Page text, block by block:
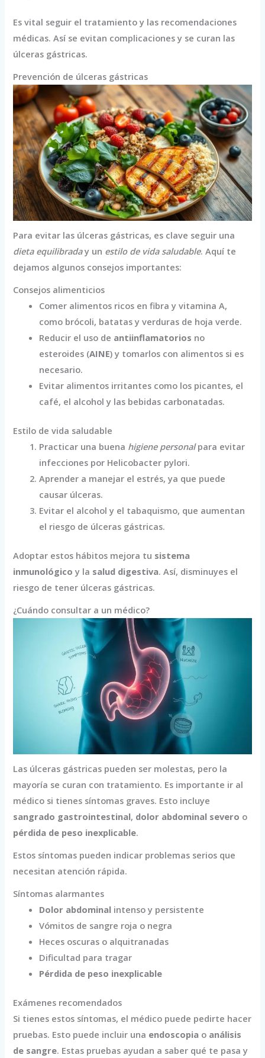
Es vital seguir el tratamiento y las recomendaciones
médicas. Así se evitan complicaciones y se curan las
úlceras gástricas.
Prevención de úlceras gástricas
Para evitar las úlceras gástricas, es clave seguir una
dieta equilibraday un estilo de vida saludable. Aquí te
dejamos algunos consejos importantes:
Consejos alimenticios
Comer alimentos ricos en fibra y vitamina A,
como brócoli, batatas y verduras de hoja verde.
Reducir el uso de antiinflamatorios no
esteroides (AINE) y tomarlos con alimentos si es
necesario.
Evitar alimentos irritantes como los picantes, el
café, el alcohol y las bebidas carbonatadas.
Estilo de vida saludable
Practicar una buena higiene personalpara evitar
infecciones por Helicobacter pylori.
Aprender a manejar el estrés, ya que puede
causar úlceras.
Evitar el alcohol y el tabaquismo, que aumentan
el riesgo de úlceras gástricas.
Adoptar estos hábitos mejora tu sistema
inmunológico y la salud digestiva. Así, disminuyes el
riesgo de tener úlceras gástricas.
¿Cuándo consultar a un médico?
Las úlceras gástricas pueden ser molestas, pero la
mayoría se curan con tratamiento. Es importante ir al
médico si tienes síntomas graves. Esto incluye
sangrado gastrointestinal, dolor abdominal severo o
pérdida de peso inexplicable.
Estos síntomas pueden indicar problemas serios que
necesitan atención rápida.
Síntomas alarmantes
Dolor abdominal intenso y persistente
Vómitos de sangre roja o negra
Heces oscuras o alquitranadas
Dificultad para tragar
Pérdida de peso inexplicable
Exámenes recomendados
Si tienes estos síntomas, el médico puede pedirte hacer
pruebas. Esto puede incluir una endoscopia o análisis
de sangre. Estas pruebas ayudan a saber qué te pasa y